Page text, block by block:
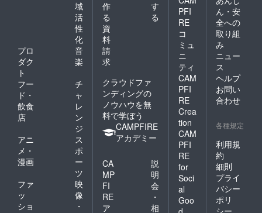
域
活
性
化
プロ
ダク
ト
音
楽
フー
ド・
飲食
店
チ
ャ
レ
ン
ジ
アニ
メ・
漫画
ス
ポ
ー
ツ
ファ
ッ
ショ
映
像
・
作
る
す
る
資
料
請
求
クラウドファ
ンディングの
ノウハウを無
料で学ぼう
CAMPFIRE
アカデミー
CA
MP
FI
RE
ア
説
明
会
・
相
PFI
RE
コ
ミュ
ニ
ティ
CAM
PFI
RE
Crea
tion
CAM
PFI
RE
for
Soci
al
Goo
ん・安
全への
取り組
み
ニュー
ス
ヘルプ
お問い
合わせ
各種規定
利用規
約
細則
プライ
バシー
ポリ
シー